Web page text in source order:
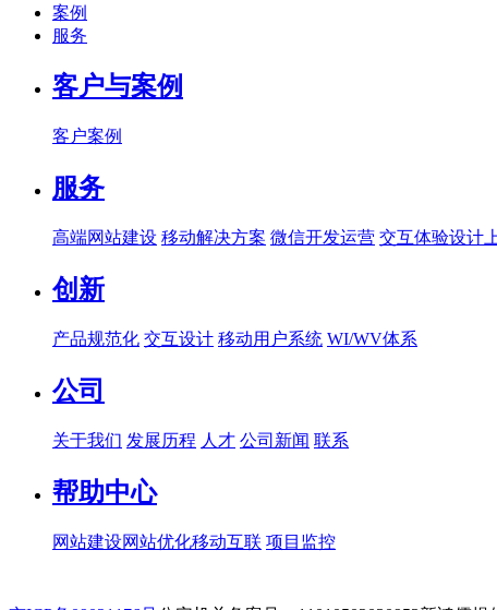
案例
服务
客户与案例
客户案例
服务
高端网站建设 移动解决方案 微信开发运营 交互体验设计
创新
产品规范化 交互设计 移动用户系统 WI/WV体系
公司
关于我们 发展历程 人才 公司新闻 联系
帮助中心
网站建设网站优化移动互联 项目监控